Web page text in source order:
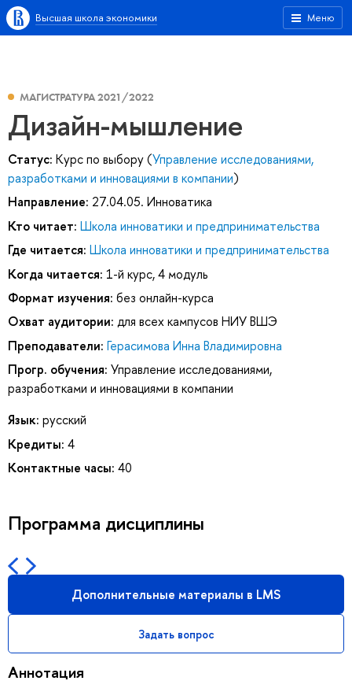
Меню
Высшая школа экономики
МАГИСТРАТУРА 2021/2022
Дизайн-мышление
Статус: Курс по выбору (Управление исследованиями,
разработками и инновациями в компании)
Направление: 27.04.05. Инноватика
Кто читает: Школа инноватики и предпринимательства
Где читается: Школа инноватики и предпринимательства
Когда читается: 1-й курс, 4 модуль
Формат изучения: без онлайн-курса
Охват аудитории: для всех кампусов НИУ ВШЭ
Преподаватели: Герасимова Инна Владимировна
Прогр. обучения: Управление исследованиями,
разработками и инновациями в компании
Язык: русский
Кредиты: 4
Контактные часы: 40
Программа дисциплины
Дополнительные материалы в LMS
Задать вопрос
Аннотация